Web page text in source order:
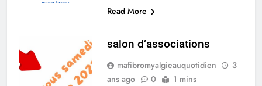
Read More
salon d’associations
mafibromyalgieauquotidien
3
ans ago
0 1 mins